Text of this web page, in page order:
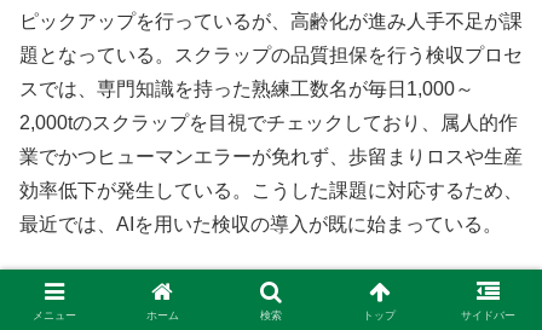
ピックアップを行っているが、高齢化が進み人手不足が課
題となっている。スクラップの品質担保を行う検収プロセ
スでは、専門知識を持った熟練工数名が毎日1,000～
2,000tのスクラップを目視でチェックしており、属人的作
業でかつヒューマンエラーが免れず、歩留まりロスや生産
効率低下が発生している。こうした課題に対応するため、
最近では、AIを用いた検収の導入が既に始まっている。
これまでは、スクラップの品位（不純物の混入濃度）と
メニュー ホーム 検索 トップ サイドバー